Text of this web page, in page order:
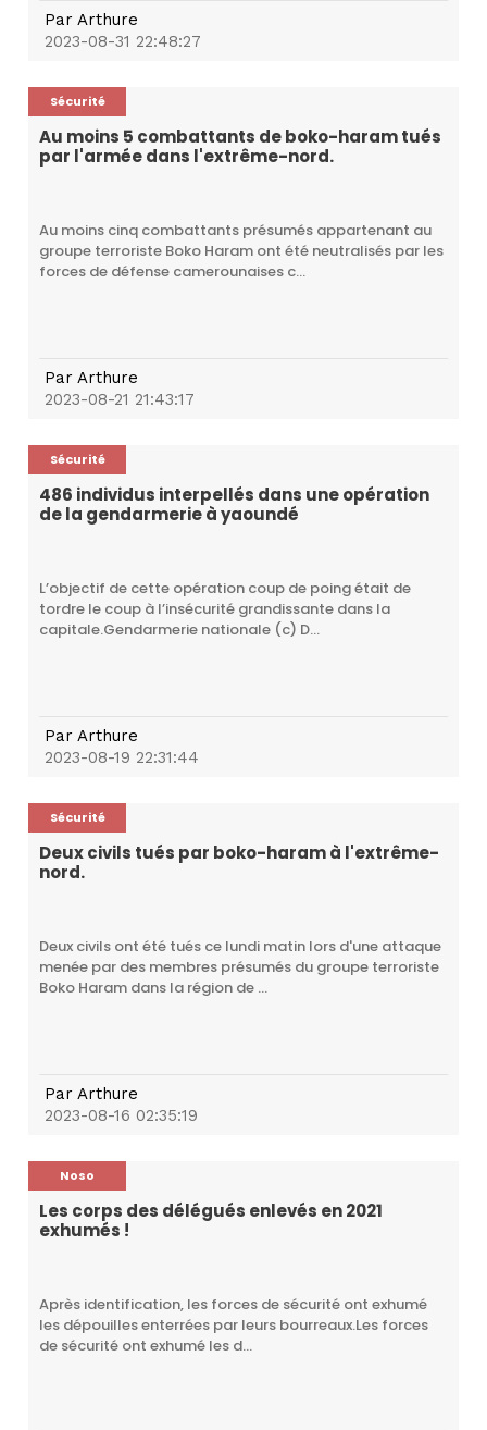
ParArthure
2023-08-31 22:48:27
Sécurité
Au moins 5 combattants de boko-haram tués
par l'armée dans l'extrême-nord.
Au moins cinq combattants présumés appartenant au
groupe terroriste Boko Haram ont été neutralisés par les
forces de défense camerounaises c...
ParArthure
2023-08-21 21:43:17
Sécurité
486 individus interpellés dans une opération
de la gendarmerie à yaoundé
L’objectif de cette opération coup de poing était de
tordre le coup à l’insécurité grandissante dans la
capitale.Gendarmerie nationale (c) D...
ParArthure
2023-08-19 22:31:44
Sécurité
Deux civils tués par boko-haram à l'extrême-
nord.
Deux civils ont été tués ce lundi matin lors d'une attaque
menée par des membres présumés du groupe terroriste
Boko Haram dans la région de ...
ParArthure
2023-08-16 02:35:19
Noso
Les corps des délégués enlevés en 2021
exhumés !
Après identification, les forces de sécurité ont exhumé
les dépouilles enterrées par leurs bourreaux.Les forces
de sécurité ont exhumé les d...